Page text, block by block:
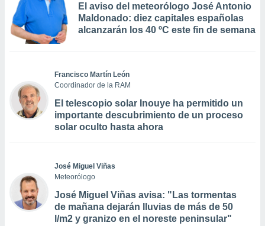
El aviso del meteorólogo José Antonio
Maldonado: diez capitales españolas
alcanzarán los 40 ºC este fin de semana
Francisco Martín León
Coordinador de la RAM
El telescopio solar Inouye ha permitido un
importante descubrimiento de un proceso
solar oculto hasta ahora
José Miguel Viñas
Meteorólogo
José Miguel Viñas avisa: "Las tormentas
de mañana dejarán lluvias de más de 50
l/m2 y granizo en el noreste peninsular"